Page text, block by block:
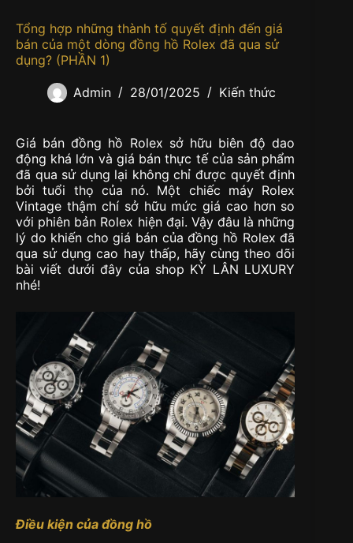
Tổng hợp những thành tố quyết định đến giá
bán của một dòng đồng hồ Rolex đã qua sử
dụng? (PHẦN 1)
Admin 28/01/2025 Kiến thức
Giá bán đồng hồ Rolex sở hữu biên độ dao
động khá lớn và giá bán thực tế của sản phẩm
đã qua sử dụng lại không chỉ được quyết định
bởi tuổi thọ của nó. Một chiếc máy Rolex
Vintage thậm chí sở hữu mức giá cao hơn so
với phiên bản Rolex hiện đại. Vậy đâu là những
lý do khiến cho giá bán của đồng hồ Rolex đã
qua sử dụng cao hay thấp, hãy cùng theo dõi
bài viết dưới đây của shop KỲ LÂN LUXURY
nhé!
Điều kiện của đồng hồ